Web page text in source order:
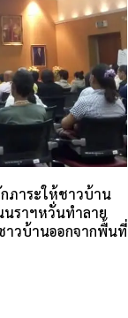
ภาระให้ชาวบ้าน
ราฯหวั่นทำลาย
าวบ้านออกจากพื้นที่